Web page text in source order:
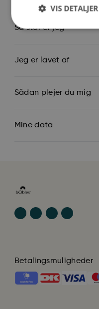
Så stor er jeg
Jeg er lavet af
Sådan plejer du mig
Mine data
Betalingsmuligheder
VIS DETALJER